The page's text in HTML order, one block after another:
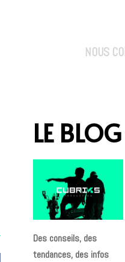
NOUS
LE BLOG
Des conseils, des
tendances, des infos